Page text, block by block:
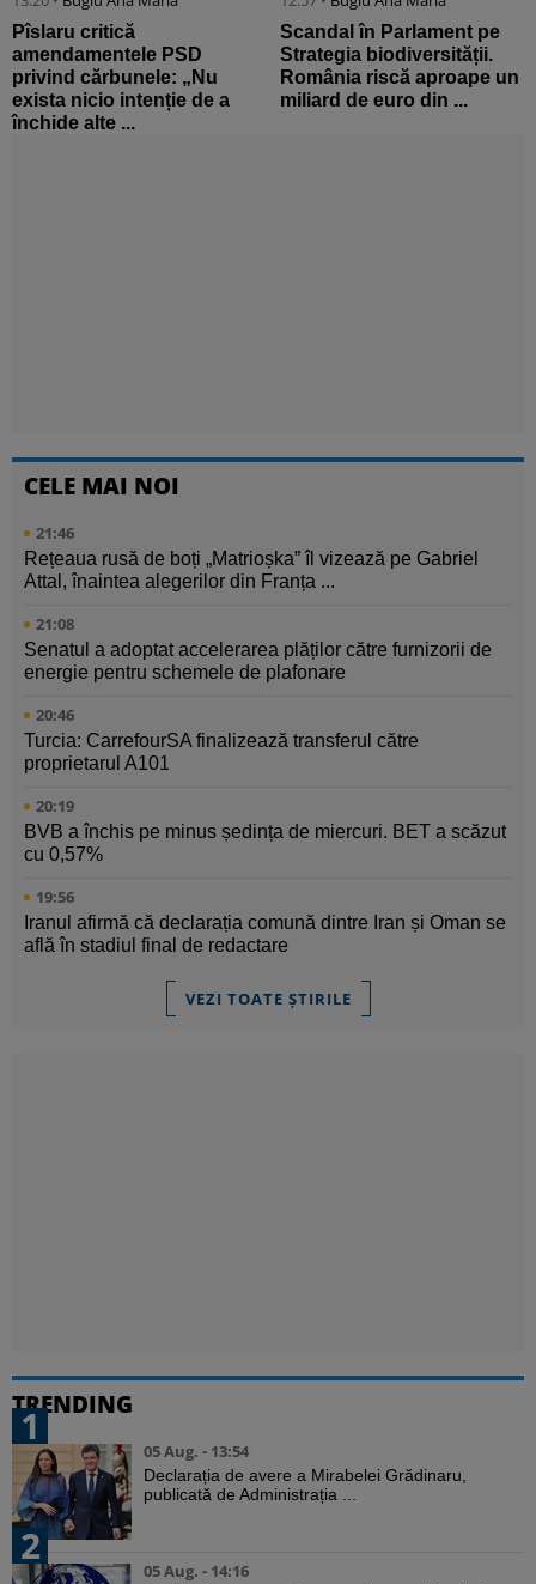
Pîslaru critică
amendamentele PSD
privind cărbunele: „Nu
exista nicio intenție de a
închide alte ...
Scandal în Parlament pe
Strategia biodiversității.
România riscă aproape un
miliard de euro din ...
CELE MAI NOI
21:46
Rețeaua rusă de boți „Matrioșka” îl vizează pe Gabriel
Attal, înaintea alegerilor din Franța ...
21:08
Senatul a adoptat accelerarea plăților către furnizorii de
energie pentru schemele de plafonare
20:46
Turcia: CarrefourSA finalizează transferul către
proprietarul A101
20:19
BVB a închis pe minus ședința de miercuri. BET a scăzut
cu 0,57%
19:56
Iranul afirmă că declarația comună dintre Iran și Oman se
află în stadiul final de redactare
VEZI TOATE ȘTIRILE
TRENDING
1
05 Aug. - 13:54
Declarația de avere a Mirabelei Grădinaru,
publicată de Administrația ...
2
05 Aug. - 14:16